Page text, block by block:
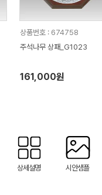
상품번호 : 674758
주석나무 상패_G1023
161,000원
상세설명 시안샘플